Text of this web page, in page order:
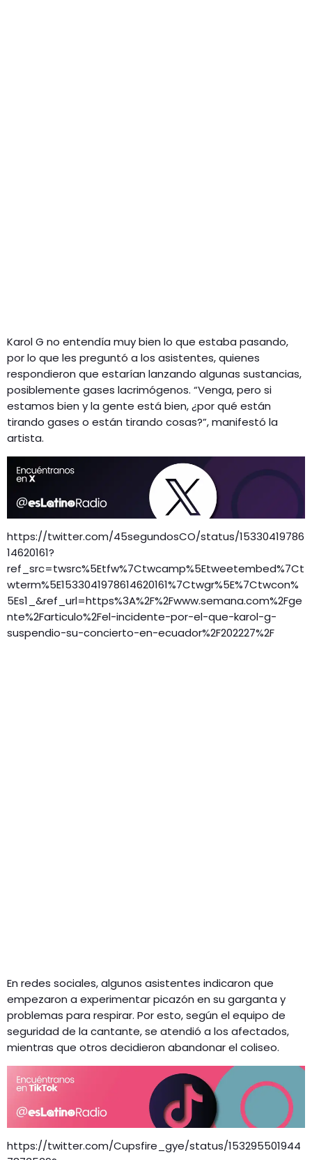
Karol G no entendía muy bien lo que estaba pasando,
por lo que les preguntó a los asistentes, quienes
respondieron que estarían lanzando algunas sustancias,
posiblemente gases lacrimógenos. “Venga, pero si
estamos bien y la gente está bien, ¿por qué están
tirando gases o están tirando cosas?”, manifestó la
artista.
https://twitter.com/45segundosCO/status/15330419786
14620161?
ref_src=twsrc%5Etfw%7Ctwcamp%5Etweetembed%7Ct
wterm%5E1533041978614620161%7Ctwgr%5E%7Ctwcon%
5Es1_&ref_url=https%3A%2F%2Fwww.semana.com%2Fge
nte%2Farticulo%2Fel-incidente-por-el-que-karol-g-
suspendio-su-concierto-en-ecuador%2F202227%2F
En redes sociales, algunos asistentes indicaron que
empezaron a experimentar picazón en su garganta y
problemas para respirar. Por esto, según el equipo de
seguridad de la cantante, se atendió a los afectados,
mientras que otros decidieron abandonar el coliseo.
https://twitter.com/Cupsfire_gye/status/153295501944